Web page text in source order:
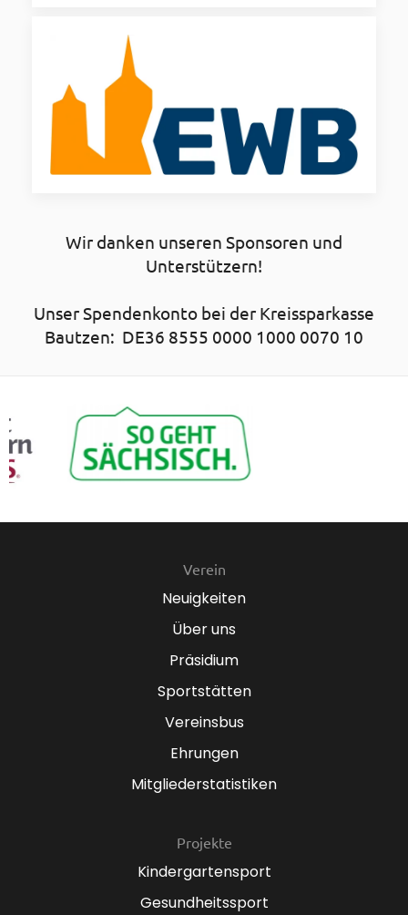
Wir danken unseren Sponsoren und
Unterstützern!
Unser Spendenkonto bei der Kreissparkasse
Bautzen: DE36 8555 0000 1000 0070 10
Verein
Neuigkeiten
Über uns
Präsidium
Sportstätten
Vereinsbus
Ehrungen
Mitgliederstatistiken
Projekte
Kindergartensport
Gesundheitssport